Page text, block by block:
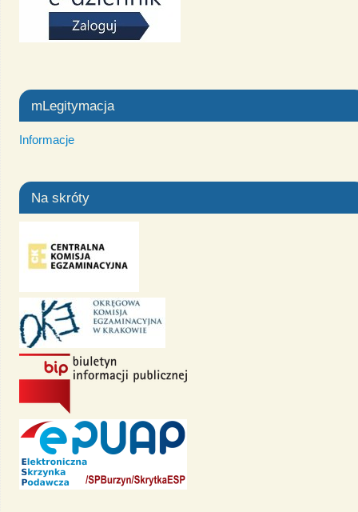
mLegitymacja
Informacje
Na skróty